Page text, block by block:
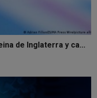
de Inglaterra y ca...